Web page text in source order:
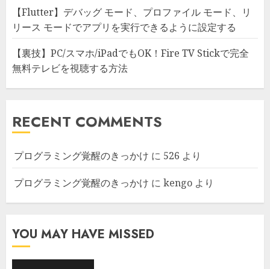
【Flutter】デバッグ モード、プロファイル モード、リ
リース モードでアプリを実行できるように設定する
【裏技】PC/スマホ/iPadでもOK！Fire TV Stickで完全
無料テレビを視聴する方法
RECENT COMMENTS
プログラミング覚醒のきっかけ に 526 より
プログラミング覚醒のきっかけ に kengo より
YOU MAY HAVE MISSED